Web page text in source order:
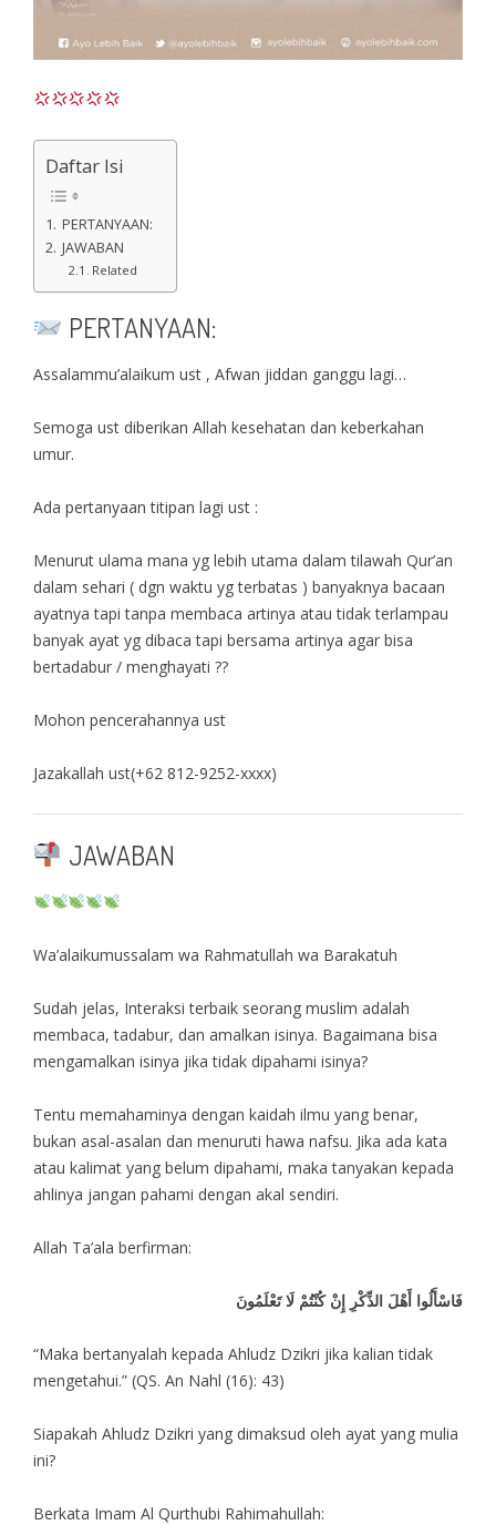
Daftar Isi
PERTANYAAN:
JAWABAN
Related
PERTANYAAN:
Assalammu’alaikum ust , Afwan jiddan ganggu lagi…
Semoga ust diberikan Allah kesehatan dan keberkahan
umur.
Ada pertanyaan titipan lagi ust :
Menurut ulama mana yg lebih utama dalam tilawah Qur’an
dalam sehari ( dgn waktu yg terbatas ) banyaknya bacaan
ayatnya tapi tanpa membaca artinya atau tidak terlampau
banyak ayat yg dibaca tapi bersama artinya agar bisa
bertadabur / menghayati ??
Mohon pencerahannya ust
Jazakallah ust(+62 812-9252-xxxx)
JAWABAN
Wa’alaikumussalam wa Rahmatullah wa Barakatuh
Sudah jelas, Interaksi terbaik seorang muslim adalah
membaca, tadabur, dan amalkan isinya. Bagaimana bisa
mengamalkan isinya jika tidak dipahami isinya?
Tentu memahaminya dengan kaidah ilmu yang benar,
bukan asal-asalan dan menuruti hawa nafsu. Jika ada kata
atau kalimat yang belum dipahami, maka tanyakan kepada
ahlinya jangan pahami dengan akal sendiri.
Allah Ta’ala berfirman:
فَاسْأَلُوا أَهْلَ الذِّكْرِ إِنْ كُنْتُمْ لَا تَعْلَمُونَ
“Maka bertanyalah kepada Ahludz Dzikri jika kalian tidak
mengetahui.” (QS. An Nahl (16): 43)
Siapakah Ahludz Dzikri yang dimaksud oleh ayat yang mulia
ini?
Berkata Imam Al Qurthubi Rahimahullah: